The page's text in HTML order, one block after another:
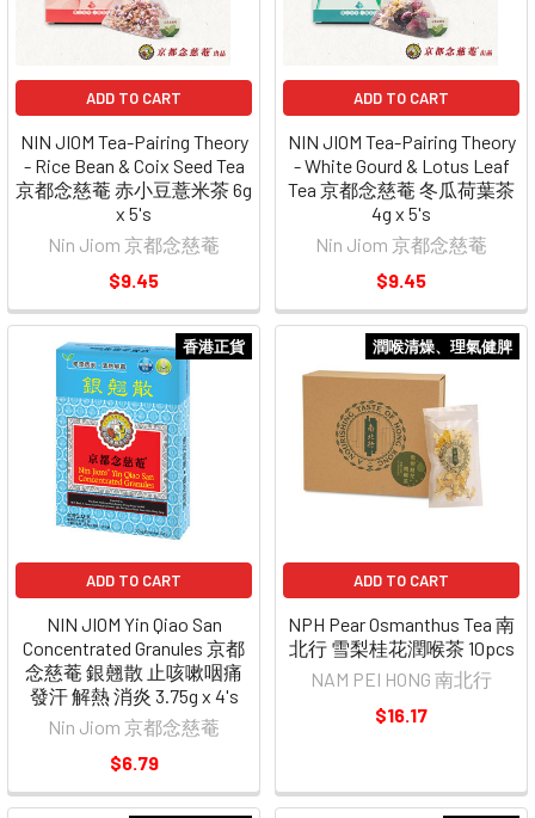
ADD TO CART
NIN JIOM Tea-Pairing Theory
- Rice Bean & Coix Seed Tea
京都念慈菴 赤小豆薏米茶 6g
x 5's
Nin Jiom 京都念慈菴
$9.45
ADD TO CART
NIN JIOM Tea-Pairing Theory
- White Gourd & Lotus Leaf
Tea 京都念慈菴 冬瓜荷葉茶
4g x 5's
Nin Jiom 京都念慈菴
$9.45
香港正貨
ADD TO CART
NIN JIOM Yin Qiao San
Concentrated Granules 京都
念慈菴 銀翹散 止咳嗽咽痛
發汗 解熱 消炎 3.75g x 4's
Nin Jiom 京都念慈菴
$6.79
潤喉清燥、理氣健脾
ADD TO CART
NPH Pear Osmanthus Tea 南
北行 雪梨桂花潤喉茶 10pcs
NAM PEI HONG 南北行
$16.17